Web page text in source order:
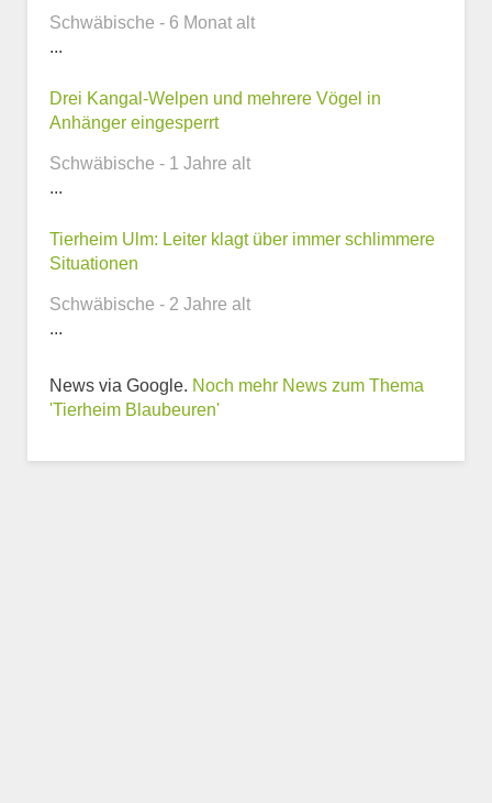
E-Mail-Adresse
Telefonnummer
zum Tierheim
Trägerverein
Schwäbische - 6 Monat alt
...
Drei Kangal-Welpen und mehrere Vögel in
Anhänger eingesperrt
Schwäbische - 1 Jahre alt
...
Tierheim Ulm: Leiter klagt über immer schlimmere
Situationen
Schwäbische - 2 Jahre alt
...
News via Google. Noch mehr News zum Thema
'Tierheim Blaubeuren'